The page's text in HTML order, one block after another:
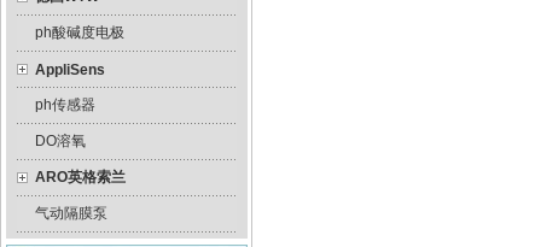
ph酸碱度电极
AppliSens
ph传感器
DO溶氧
ARO英格索兰
气动隔膜泵